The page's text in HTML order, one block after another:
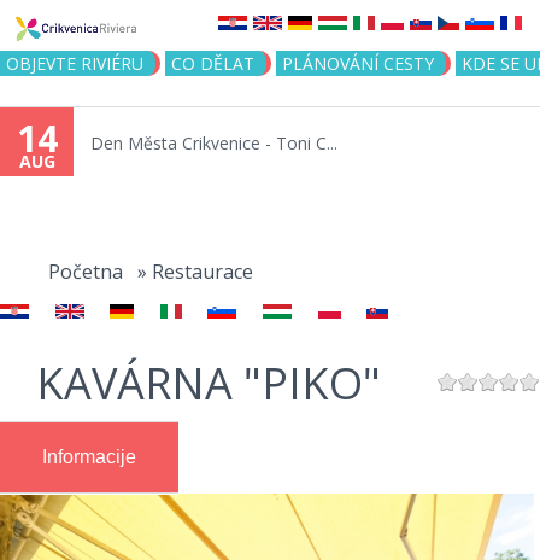
Jump to navigation
OBJEVTE RIVIÉRU CO DĚLAT PLÁNOVÁNÍ CESTY KDE SE
14
AUG
Den Města Crikvenice - Toni C...
here
Početna » Restaurace
KAVÁRNA "PIKO"
Informacije